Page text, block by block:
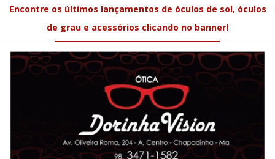
Encontre os últimos lançamentos de óculos de sol, óculos
de grau e acessórios clicando no banner!